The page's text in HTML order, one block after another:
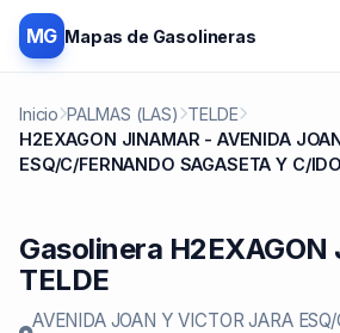
MG Mapas de Gasolineras
Inicio PALMAS (LAS) TELDE
H2EXAGON JINAMAR - AVENIDA
ESQ/C/FERNANDO SAGASETA Y C/
Gasolinera H2EXAGON
TELDE
AVENIDA JOAN Y VICTOR JARA